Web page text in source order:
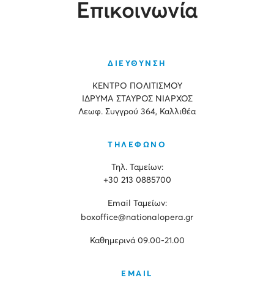
Επικοινωνία
ΔΙΕΥΘΥΝΣΗ
ΚΕΝΤΡΟ ΠΟΛΙΤΙΣΜΟΥ
ΙΔΡΥΜΑ ΣΤΑΥΡΟΣ ΝΙΑΡΧΟΣ
Λεωφ. Συγγρού 364, Καλλιθέα
ΤΗΛΕΦΩΝΟ
Τηλ. Ταμείων:
+30 213 0885700
Εmail Ταμείων:
boxoffice@nationalopera.gr
Καθημερινά 09.00-21.00
EMAIL